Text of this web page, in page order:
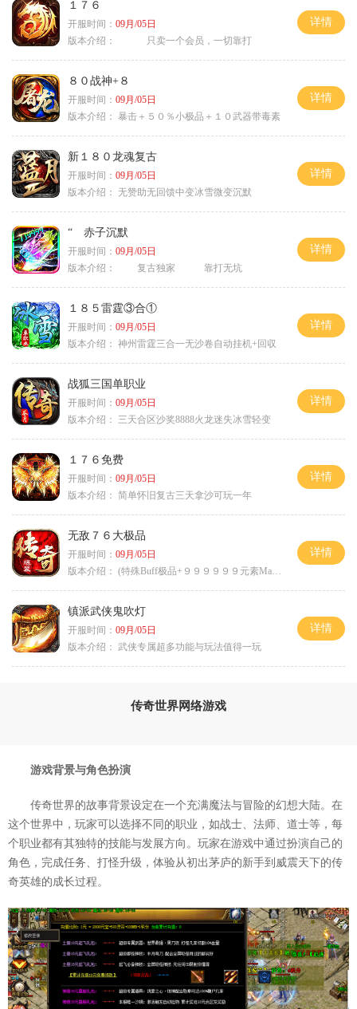
１７６
开服时间： 09月/05日
版本介绍：
只卖一个会员，一切靠打
详情
８０战神+８
开服时间： 09月/05日
版本介绍： 暴击＋５０％小极品＋１０武器带毒素
详情
新１８０龙魂复古
开服时间： 09月/05日
版本介绍： 无赞助无回馈中变冰雪微变沉默
详情
“ 赤子沉默
开服时间： 09月/05日
版本介绍：
复古独家 靠打无坑
详情
１８５雷霆③合①
开服时间： 09月/05日
版本介绍： 神州雷霆三合一无沙卷自动挂机+回収
详情
战狐三国单职业
开服时间： 09月/05日
版本介绍：
三天合区沙奖8888火龙迷失冰雪轻变
详情
１７６免费
开服时间： 09月/05日
版本介绍： 简单怀旧复古三天拿沙可玩一年
详情
无敌７６大极品
开服时间： 09月/05日
版本介绍： (特殊Buff极品+９９９９９９元素Max）
详情
镇派武侠鬼吹灯
开服时间： 09月/05日
版本介绍： 武侠专属超多功能与玩法值得一玩
详情
传奇世界网络游戏
游戏背景与角色扮演
传奇世界的故事背景设定在一个充满魔法与冒险的幻想大陆。在
这个世界中，玩家可以选择不同的职业，如战士、法师、道士等，每
个职业都有其独特的技能与发展方向。玩家在游戏中通过扮演自己的
角色，完成任务、打怪升级，体验从初出茅庐的新手到威震天下的传
奇英雄的成长过程。